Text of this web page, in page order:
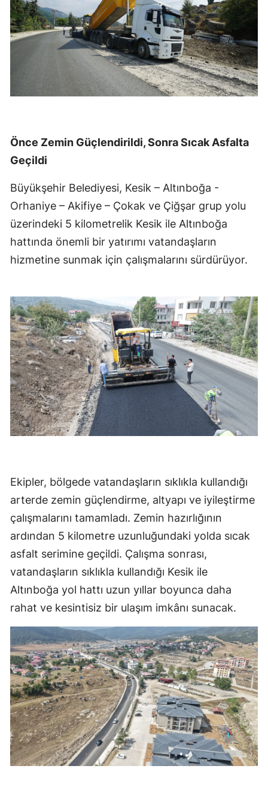
Önce Zemin Güçlendirildi, Sonra Sıcak Asfalta
Geçildi
Büyükşehir Belediyesi, Kesik – Altınboğa -
Orhaniye – Akifiye – Çokak ve Çiğşar grup yolu
üzerindeki 5 kilometrelik Kesik ile Altınboğa
hattında önemli bir yatırımı vatandaşların
hizmetine sunmak için çalışmalarını sürdürüyor.
Ekipler, bölgede vatandaşların sıklıkla kullandığı
arterde zemin güçlendirme, altyapı ve iyileştirme
çalışmalarını tamamladı. Zemin hazırlığının
ardından 5 kilometre uzunluğundaki yolda sıcak
asfalt serimine geçildi. Çalışma sonrası,
vatandaşların sıklıkla kullandığı Kesik ile
Altınboğa yol hattı uzun yıllar boyunca daha
rahat ve kesintisiz bir ulaşım imkânı sunacak.